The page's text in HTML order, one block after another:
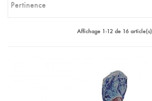
Pertinence
Affichage 1-12 de 16 article(s)